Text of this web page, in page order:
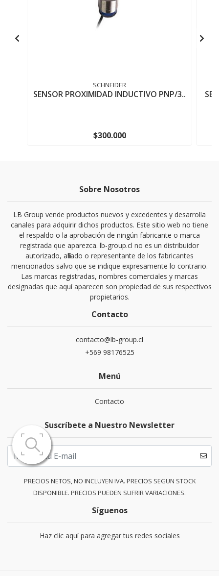
SCHNEIDER
SENSOR PROXIMIDAD INDUCTIVO PNP/3..
$300.000
Sobre Nosotros
LB Group vende productos nuevos y excedentes y desarrolla
canales para adquirir dichos productos. Este sitio web no tiene
el respaldo o la aprobación de ningún fabricante o marca
registrada que aparezca. lb-group.cl no es un distribuidor
autorizado, afiliado o representante de los fabricantes
mencionados salvo que se indique expresamente lo contrario.
Las marcas registradas, nombres comerciales y marcas
designadas que aquí aparecen son propiedad de sus respectivos
propietarios.
Contacto
contacto@lb-group.cl
+569 98176525
Menú
Contacto
Suscríbete a Nuestro Newsletter
PRECIOS NETOS, NO INCLUYEN IVA. PRECIOS SEGUN STOCK
DISPONIBLE. PRECIOS PUEDEN SUFRIR VARIACIONES.
Síguenos
Haz clic aquí para agregar tus redes sociales